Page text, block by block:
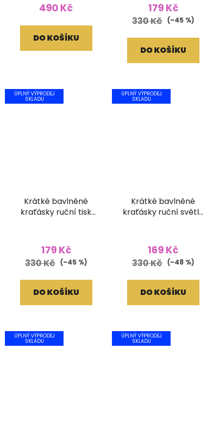
490 Kč
DO KOŠÍKU
179 Kč
330 Kč (–45 %)
DO KOŠÍKU
ÚPLNÝ VÝPRODEJ
SKLADU
Krátké bavlněné
kraťásky ruční tisk
179 Kč
330 Kč (–45 %)
DO KOŠÍKU
ÚPLNÝ VÝPRODEJ
SKLADU
Krátké bavlněné
kraťásky ruční světle
169 Kč
330 Kč (–48 %)
DO KOŠÍKU
ÚPLNÝ VÝPRODEJ
SKLADU
ÚPLNÝ VÝPRODEJ
SKLADU